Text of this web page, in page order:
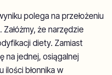
polega na przełożeniu
że narzędzie
diety. Zamiast
na jednej, osiągalnej
ilości błonnika w